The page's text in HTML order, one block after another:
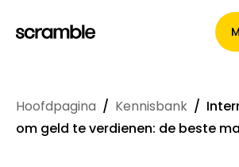
Hoofdpagina / Kennisbank /
om geld te verdienen: de beste